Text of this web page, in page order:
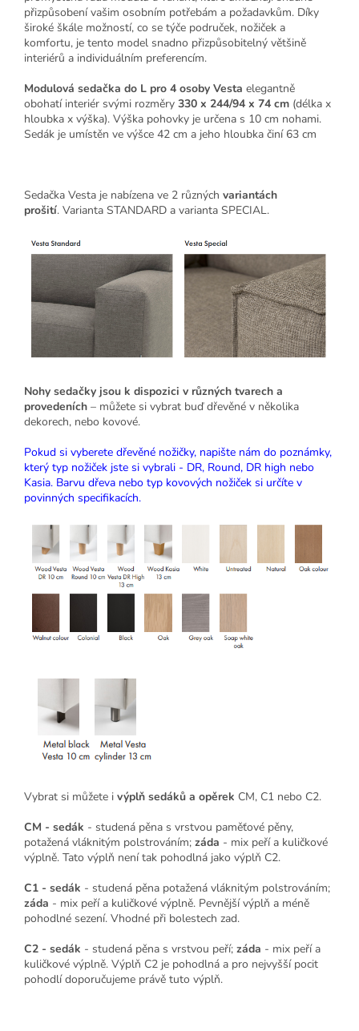
přizpůsobení vašim osobním potřebám a požadavkům. Díky
široké škále možností, co se týče područek, nožiček a
komfortu, je tento model snadno přizpůsobitelný většině
interiérů a individuálním preferencím.
Modulová sedačka do L pro 4 osoby Vesta elegantně
obohatí interiér svými rozměry 330 x 244/94 x 74 cm (délka x
hloubka x výška). Výška pohovky je určena s 10 cm nohami.
Sedák je umístěn ve výšce 42 cm a jeho hloubka činí 63 cm
Sedačka Vesta je nabízena ve 2 různých variantách
prošití. Varianta STANDARD a varianta SPECIAL.
Nohy sedačky jsou k dispozici v různých tvarech a
provedeních – můžete si vybrat buď dřevěné v několika
dekorech, nebo kovové.
Pokud si vyberete dřevěné nožičky, napište nám do poznámky,
který typ nožiček jste si vybrali - DR, Round, DR high nebo
Kasia. Barvu dřeva nebo typ kovových nožiček si určíte v
povinných specifikacích.
Vybrat si můžete i výplň sedáků a opěrek CM, C1 nebo C2.
CM - sedák - studená pěna s vrstvou paměťové pěny,
potažená vláknitým polstrováním; záda - mix peří a kuličkové
výplně. Tato výplň není tak pohodlná jako výplň C2.
C1 - sedák - studená pěna potažená vláknitým polstrováním;
záda - mix peří a kuličkové výplně. Pevnější výplň a méně
pohodlné sezení. Vhodné při bolestech zad.
C2 - sedák - studená pěna s vrstvou peří; záda - mix peří a
kuličkové výplně. Výplň C2 je pohodlná a pro nejvyšší pocit
pohodlí doporučujeme právě tuto výplň.